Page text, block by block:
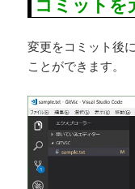
コミットを
変更をコミット後
ことができます。